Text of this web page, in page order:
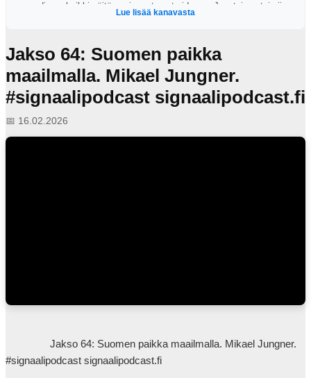
audiona, kaikki näitä uusimmat ovat videona. Juontajana toimii
George Lapinlampi.
Lue lisää kanavasta
Jakso 64: Suomen paikka
maailmalla. Mikael Jungner.
#signaalipodcast signaalipodcast.fi
📅 16.02.2026
#signaalipodcast signaalipodcast.fi